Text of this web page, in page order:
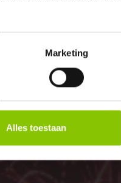
Marketing
Alles toestaan